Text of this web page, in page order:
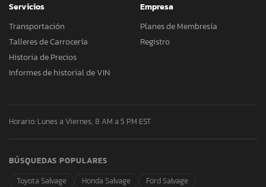
Servicios
Transportación
Talleres de Carrocería
Historia de Precios
Informes de historial de VIN
Empresa
Planes de Membresía
Registro
Horario: Lunes a Viernes, 8 AM a 5 PM EST
BÚSQUEDAS POPULARES
Toyota Salvage
Honda Salvage Ford Salvage